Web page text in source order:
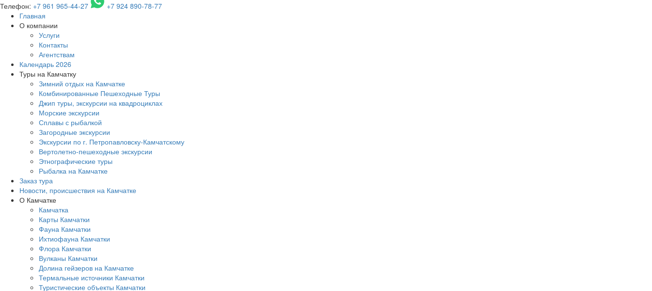
Телефон: +7 961 965-44-27
+7 924 890-78-77
Главная
О компании
Услуги
Контакты
Агентствам
Календарь 2026
Туры на Камчатку
Зимний отдых на Камчатке
Комбинированные Пешеходные Туры
Джип туры, экскурсии на квадроциклах
Морские экскурсии
Сплавы с рыбалкой
Загородные экскурсии
Экскурсии по г. Петропавловску-Камчатскому
Вертолетно-пешеходные экскурсии
Этнографические туры
Рыбалка на Камчатке
Заказ тура
Новости, происшествия на Камчатке
О Камчатке
Камчатка
Карты Камчатки
Фауна Камчатки
Ихтиофауна Камчатки
Флора Камчатки
Вулканы Камчатки
Долина гейзеров на Камчатке
Термальные источники Камчатки
Туристические объекты Камчатки